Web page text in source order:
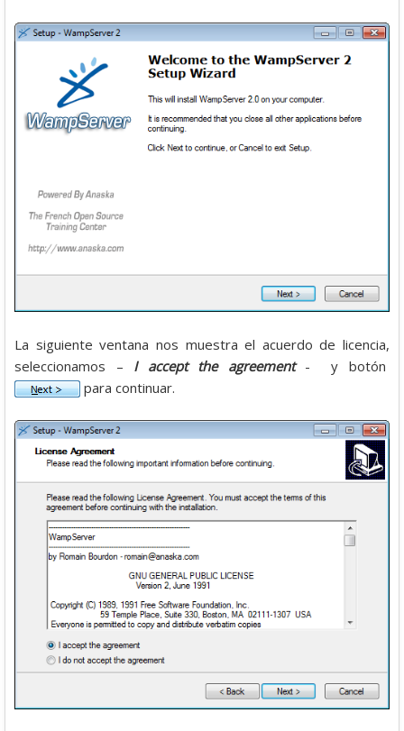
La siguiente ventana nos muestra el acuerdo de licencia,
seleccionamos – I accept the agreement- y botón
para continuar.